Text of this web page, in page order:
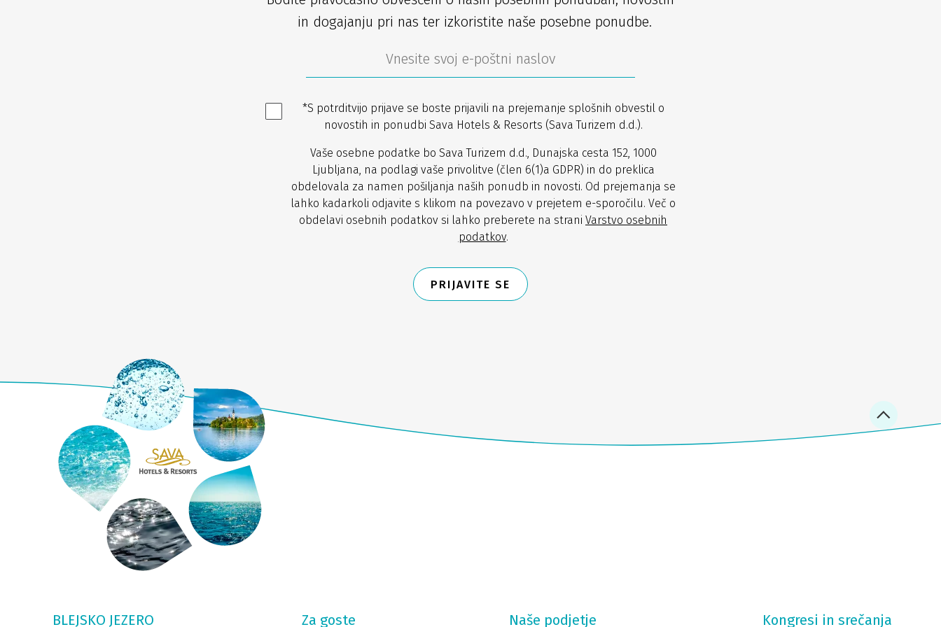
in dogajanju pri nas ter izkoristite naše posebne ponudbe.
*S potrditvijo prijave se boste prijavili na prejemanje splošnih obvestil o
novostih in ponudbi Sava Hotels & Resorts (Sava Turizem d.d.).
Vaše osebne podatke bo Sava Turizem d.d., Dunajska cesta 152, 1000
Ljubljana, na podlagi vaše privolitve (člen 6(1)a GDPR) in do preklica
obdelovala za namen pošiljanja naših ponudb in novosti. Od prejemanja se
lahko kadarkoli odjavite s klikom na povezavo v prejetem e-sporočilu. Več o
obdelavi osebnih podatkov si lahko preberete na strani Varstvo osebnih
podatkov.
PRIJAVITE SE
BLEJSKO JEZERO Za goste Naše podjetje Kongresi in srečanja